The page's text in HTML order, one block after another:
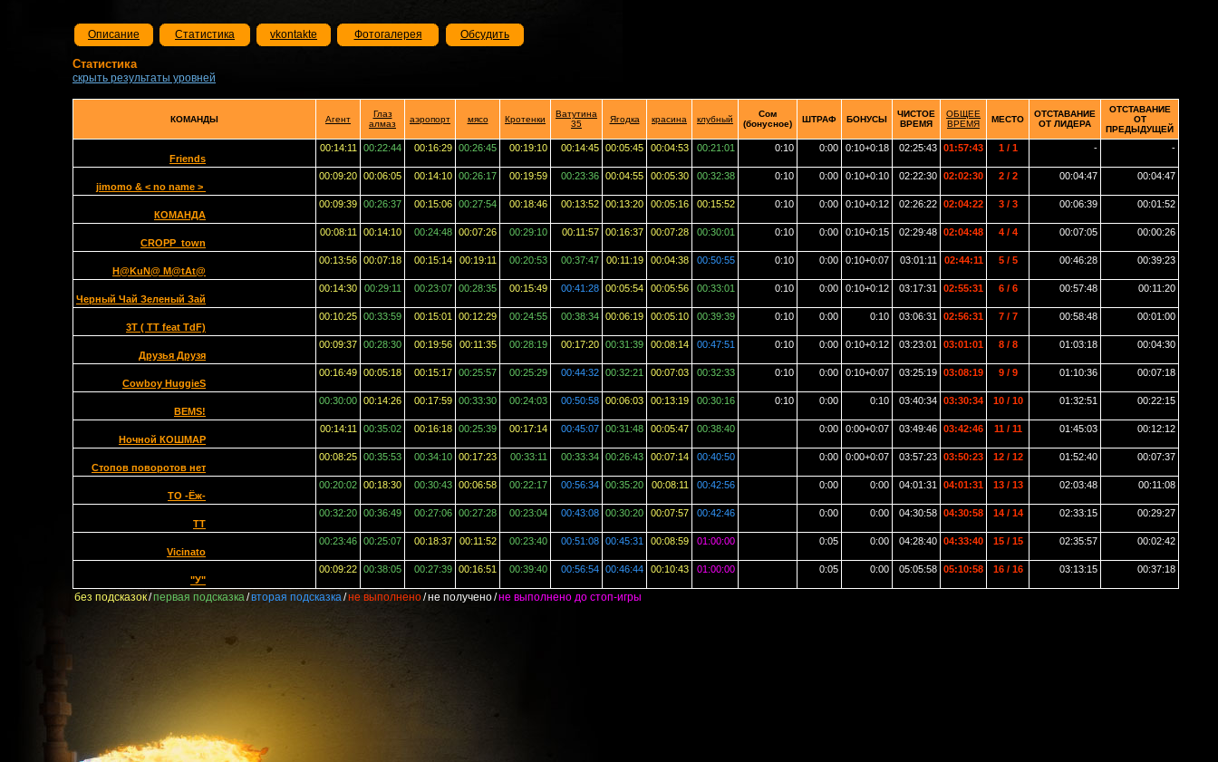
Описание Статистика vkontakte Фотогалерея Обсудить
Статистика
скрыть результаты уровней
КОМАНДЫ Агент
Глаз
алмаз
аэропорт мясо Кротенки
Ватутина
35
Ягодка красина клубный
Сом
(бонусное)
ШТРАФ БОНУСЫ
ЧИСТОЕ
ВРЕМЯ
ОБЩЕЕ
ВРЕМЯ
МЕСТО
ОТСТАВАНИЕ
ОТ ЛИДЕРА
ОТСТАВАНИЕ
ОТ
ПРЕДЫДУЩЕЙ
Friends
00:14:11 00:22:44 00:16:29 00:26:45 00:19:10 00:14:45 00:05:45 00:04:53 00:21:01 0:10 0:00 0:10+0:18 02:25:43 01:57:43 1 / 1 - -
jimomo & < no name >
00:09:20 00:06:05 00:14:10 00:26:17 00:19:59 00:23:36 00:04:55 00:05:30 00:32:38 0:10 0:00 0:10+0:10 02:22:30 02:02:30 2 / 2 00:04:47 00:04:47
КОМАНДА
00:09:39 00:26:37 00:15:06 00:27:54 00:18:46 00:13:52 00:13:20 00:05:16 00:15:52 0:10 0:00 0:10+0:12 02:26:22 02:04:22 3 / 3 00:06:39 00:01:52
CROPP_town
00:08:11 00:14:10 00:24:48 00:07:26 00:29:10 00:11:57 00:16:37 00:07:28 00:30:01 0:10 0:00 0:10+0:15 02:29:48 02:04:48 4 / 4 00:07:05 00:00:26
H@KuN@ M@tAt@
00:13:56 00:07:18 00:15:14 00:19:11 00:20:53 00:37:47 00:11:19 00:04:38 00:50:55 0:10 0:00 0:10+0:07 03:01:11 02:44:11 5 / 5 00:46:28 00:39:23
Черный Чай Зеленый Зай
00:14:30 00:29:11 00:23:07 00:28:35 00:15:49 00:41:28 00:05:54 00:05:56 00:33:01 0:10 0:00 0:10+0:12 03:17:31 02:55:31 6 / 6 00:57:48 00:11:20
3T ( TT feat TdF)
00:10:25 00:33:59 00:15:01 00:12:29 00:24:55 00:38:34 00:06:19 00:05:10 00:39:39 0:10 0:00 0:10 03:06:31 02:56:31 7 / 7 00:58:48 00:01:00
Друзья Друзя
00:09:37 00:28:30 00:19:56 00:11:35 00:28:19 00:17:20 00:31:39 00:08:14 00:47:51 0:10 0:00 0:10+0:12 03:23:01 03:01:01 8 / 8 01:03:18 00:04:30
Cowboy HuggieS
00:16:49 00:05:18 00:15:17 00:25:57 00:25:29 00:44:32 00:32:21 00:07:03 00:32:33 0:10 0:00 0:10+0:07 03:25:19 03:08:19 9 / 9 01:10:36 00:07:18
BEMS!
00:30:00 00:14:26 00:17:59 00:33:30 00:24:03 00:50:58 00:06:03 00:13:19 00:30:16 0:10 0:00 0:10 03:40:34 03:30:34 10 / 10 01:32:51 00:22:15
Ночной КОШМАР
00:14:11 00:35:02 00:16:18 00:25:39 00:17:14 00:45:07 00:31:48 00:05:47 00:38:40 0:00 0:00+0:07 03:49:46 03:42:46 11 / 11 01:45:03 00:12:12
Стопов поворотов нет
00:08:25 00:35:53 00:34:10 00:17:23 00:33:11 00:33:34 00:26:43 00:07:14 00:40:50 0:00 0:00+0:07 03:57:23 03:50:23 12 / 12 01:52:40 00:07:37
ТО -Ёж-
00:20:02 00:18:30 00:30:43 00:06:58 00:22:17 00:56:34 00:35:20 00:08:11 00:42:56 0:00 0:00 04:01:31 04:01:31 13 / 13 02:03:48 00:11:08
TT
00:32:20 00:36:49 00:27:06 00:27:28 00:23:04 00:43:08 00:30:20 00:07:57 00:42:46 0:00 0:00 04:30:58 04:30:58 14 / 14 02:33:15 00:29:27
Vicinato
00:23:46 00:25:07 00:18:37 00:11:52 00:23:40 00:51:08 00:45:31 00:08:59 01:00:00 0:05 0:00 04:28:40 04:33:40 15 / 15 02:35:57 00:02:42
"У"
00:09:22 00:38:05 00:27:39 00:16:51 00:39:40 00:56:54 00:46:44 00:10:43 01:00:00 0:05 0:00 05:05:58 05:10:58 16 / 16 03:13:15 00:37:18
без подсказок/первая подсказка/вторая подсказка/не выполнено/не получено/не выполнено до стоп-игры